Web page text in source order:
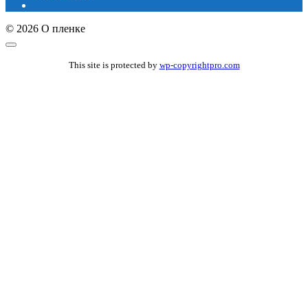
© 2026 О пленке
This site is protected by wp-copyrightpro.com